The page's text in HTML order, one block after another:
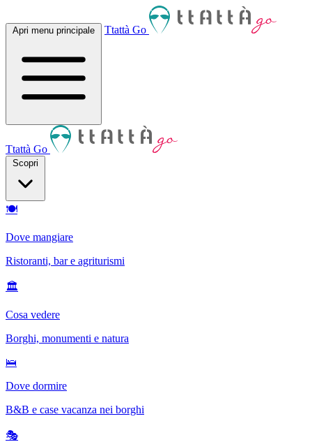
Apri menu principale Ttattà Go
Ttattà Go
Scopri
🍽
Dove mangiare
Ristoranti, bar e agriturismi
🏛
Cosa vedere
Borghi, monumenti e natura
🛌
Dove dormire
B&B e case vacanza nei borghi
🎭